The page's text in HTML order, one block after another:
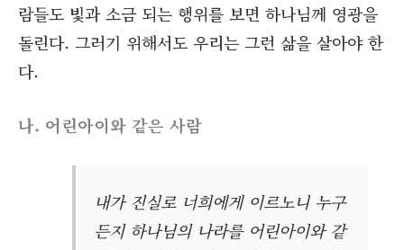
람들도 빛과 소금 되는 행위를 보면 하나님께 영광을
돌린다. 그러기 위해서도 우리는 그런 삶을 살아야 한
다.
나. 어린아이와 같은 사람
내가 진실로 너희에게 이르노니 누구
든지 하나님의 나라를 어린아이와 같